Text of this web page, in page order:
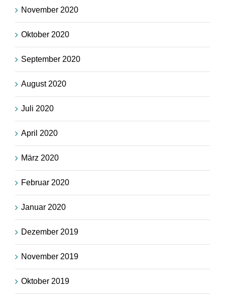
November 2020
Oktober 2020
September 2020
August 2020
Juli 2020
April 2020
März 2020
Februar 2020
Januar 2020
Dezember 2019
November 2019
Oktober 2019